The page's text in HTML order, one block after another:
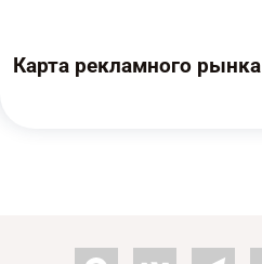
Карта рекламного рынка